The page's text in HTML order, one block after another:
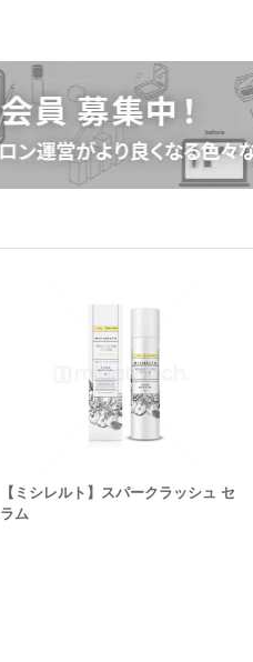
【ミシレルト】スパークラッシュ セ
ラム